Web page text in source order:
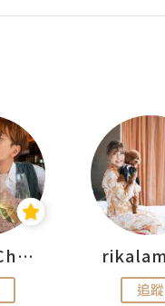
思思賢 ChillMyBabe
追蹤